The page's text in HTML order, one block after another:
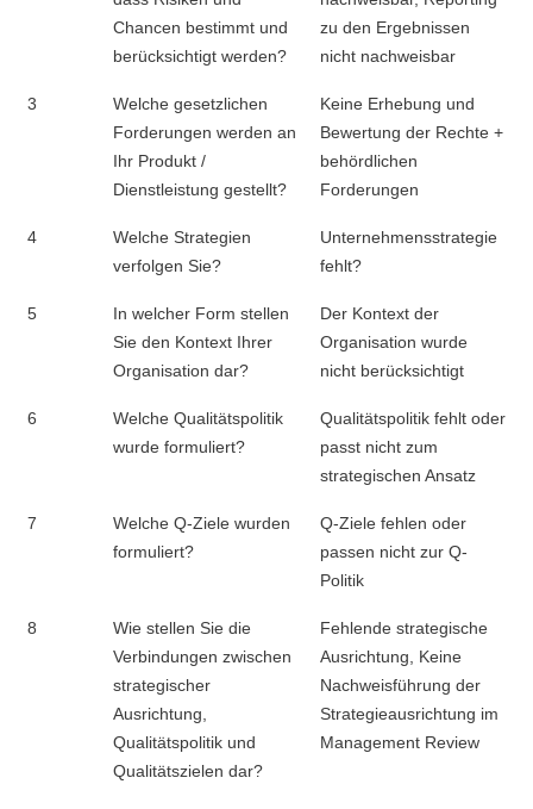
Chancen bestimmt und
berücksichtigt werden?
zu den Ergebnissen
nicht nachweisbar
3
Welche gesetzlichen
Forderungen werden an
Ihr Produkt /
Dienstleistung gestellt?
Keine Erhebung und
Bewertung der Rechte +
behördlichen
Forderungen
4
Welche Strategien
verfolgen Sie?
Unternehmensstrategie
fehlt?
5
In welcher Form stellen
Sie den Kontext Ihrer
Organisation dar?
Der Kontext der
Organisation wurde
nicht berücksichtigt
6
Welche Qualitätspolitik
wurde formuliert?
Qualitätspolitik fehlt oder
passt nicht zum
strategischen Ansatz
7
Welche Q-Ziele wurden
formuliert?
Q-Ziele fehlen oder
passen nicht zur Q-
Politik
8
Wie stellen Sie die
Verbindungen zwischen
strategischer
Ausrichtung,
Qualitätspolitik und
Qualitätszielen dar?
Fehlende strategische
Ausrichtung, Keine
Nachweisführung der
Strategieausrichtung im
Management Review